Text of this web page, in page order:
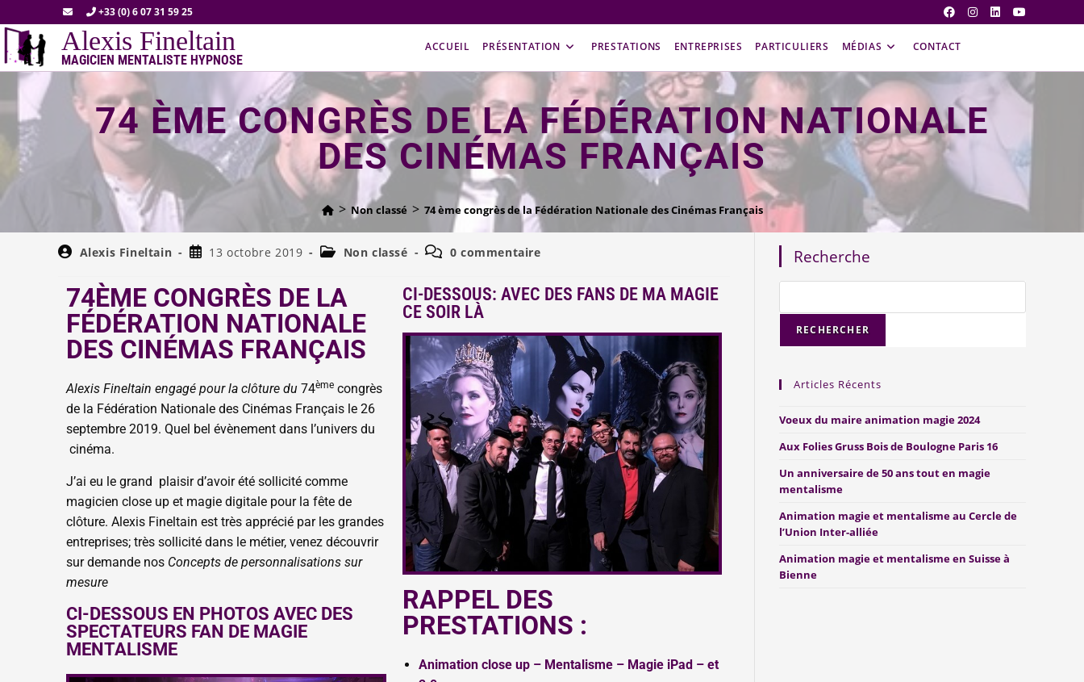
+33 (0) 6 07 31 59 25
Alexis Fineltain
MAGICIEN MENTALISTE HYPNOSE
ACCUEIL PRÉSENTATION PRESTATIONS ENTREPRISES PARTICULIERS MÉDIAS CONTACT
74 ÈME CONGRÈS DE LA FÉDÉRATION NATIONALE
DES CINÉMAS FRANÇAIS
> Non classé > 74 ème congrès de la Fédération Nationale des Cinémas Français
Alexis Fineltain 13 octobre 2019 Non classé 0 commentaire
74ÈME CONGRÈS DE LA
FÉDÉRATION NATIONALE
DES CINÉMAS FRANÇAIS
Alexis Fineltain engagé pour la clôture du 74ème congrès
de la Fédération Nationale des Cinémas Français le 26
septembre 2019. Quel bel évènement dans l’univers du
cinéma.
J’ai eu le grand plaisir d’avoir été sollicité comme
magicien close up et magie digitale pour la fête de
clôture. Alexis Fineltain est très apprécié par les grandes
entreprises; très sollicité dans le métier, venez découvrir
sur demande nos Concepts de personnalisations sur
mesure
CI-DESSOUS EN PHOTOS AVEC DES
SPECTATEURS FAN DE MAGIE
MENTALISME
CI-DESSOUS: AVEC DES FANS DE MA MAGIE
CE SOIR LÀ
RAPPEL DES
PRESTATIONS :
Animation close up – Mentalisme – Magie iPad – et
Recherche
RECHERCHER
Articles Récents
Voeux du maire animation magie 2024
Aux Folies Gruss Bois de Boulogne Paris 16
Un anniversaire de 50 ans tout en magie
mentalisme
Animation magie et mentalisme au Cercle de
l’Union Inter-alliée
Animation magie et mentalisme en Suisse à
Bienne